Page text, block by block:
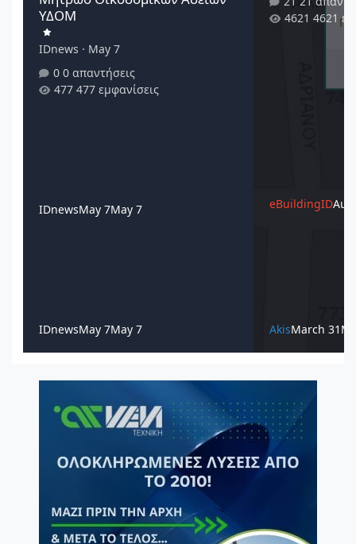
ΥΔΟΜ
IDnews · May 7
0 απαντήσεις
477 εμφανίσεις
IDnewsMay 7May 7
IDnewsMay 7May 7
4621
eBuildingID
AkisMarch 31